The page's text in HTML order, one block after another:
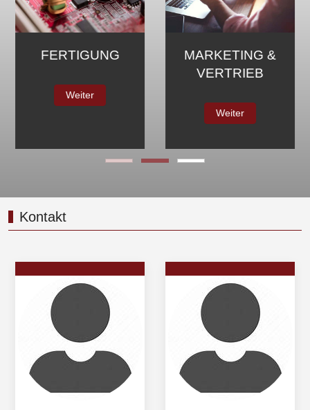
MARKETING &
SERVICE
Kontakt